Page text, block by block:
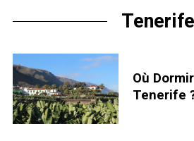
Tenerife
Où
Tenerife